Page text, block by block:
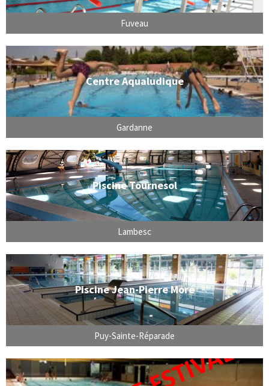
Fuveau
Centre Aqualudique
Gardanne
Piscine Tournesol
Lambesc
Piscine Jean-Pierre Moré
Puy-Sainte-Réparade